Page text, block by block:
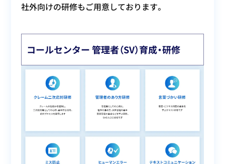
社外向けの研修もご用意しております。
コールセンター 管理者（SV）育成・研修